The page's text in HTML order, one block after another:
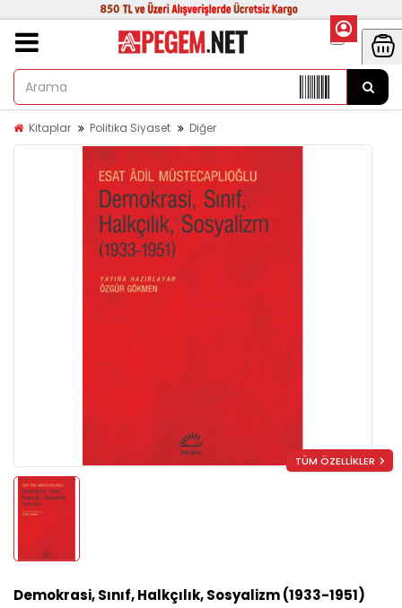
Kitaplar Politika Siyaset Diğer
TÜM ÖZELLİKLER
Demokrasi, Sınıf, Halkçılık, Sosyalizm (1933-1951)